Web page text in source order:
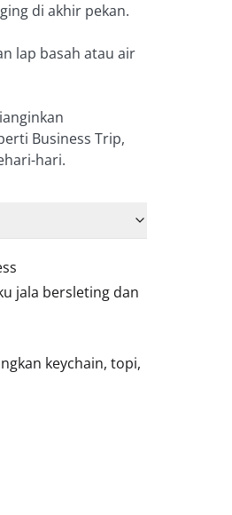
di akhir pekan.
lap basah atau air
Business Trip,
hari.
jala bersleting dan
keychain, topi,